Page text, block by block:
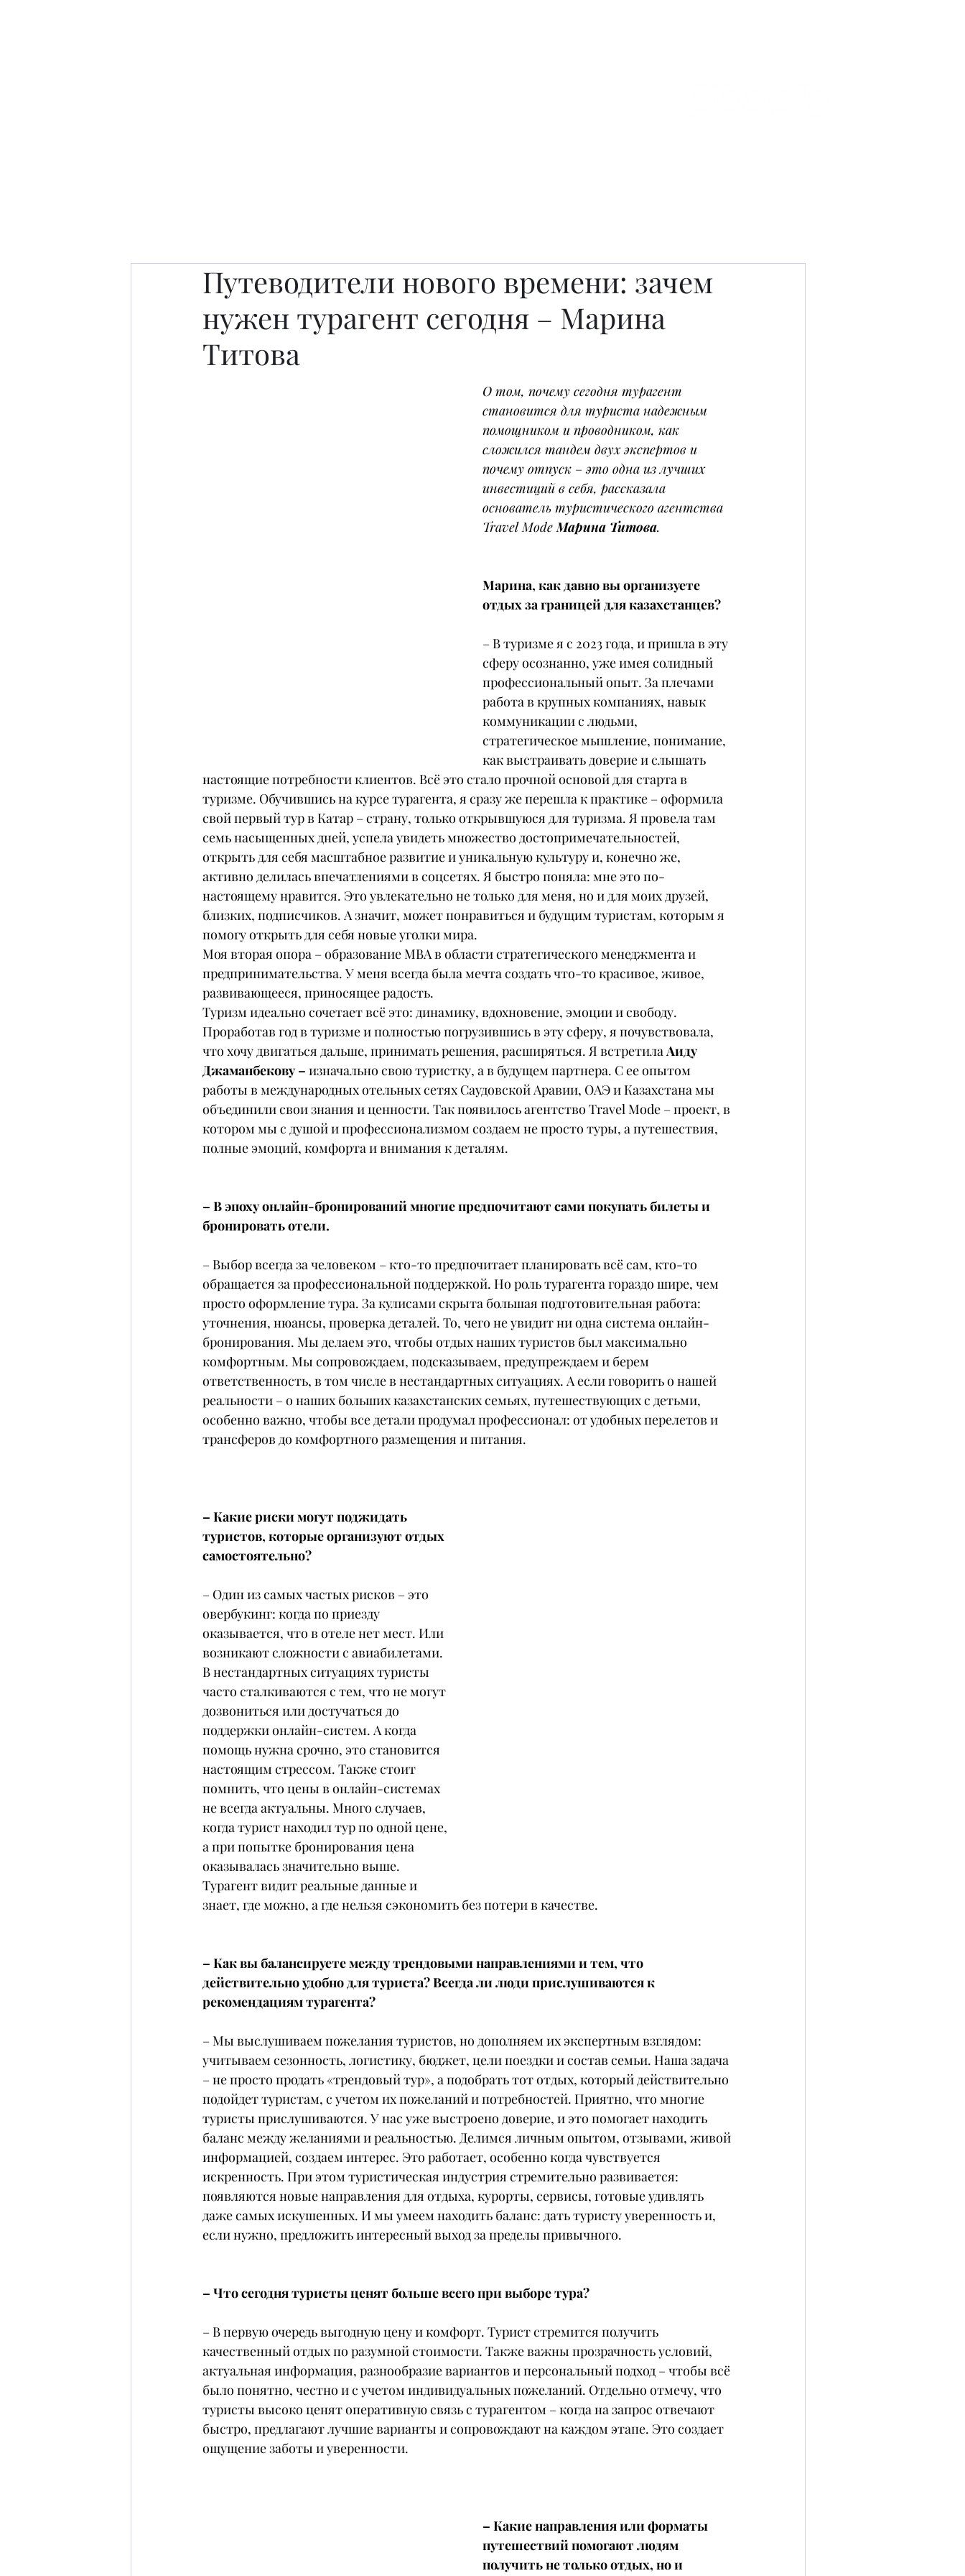
Путеводители нового времени: зачем
нужен турагент сегодня – Марина
Титова
О том, почему сегодня турагент
становится для туриста надежным
помощником и проводником, как
сложился тандем двух экспертов и
почему отпуск – это одна из лучших
инвестиций в себя, рассказала
основатель туристического агентства
Travel Mode Марина Титова.
Марина, как давно вы организуете
отдых за границей для казахстанцев?
– В туризме я с 2023 года, и пришла в эту
сферу осознанно, уже имея солидный
профессиональный опыт. За плечами
работа в крупных компаниях, навык
коммуникации с людьми,
стратегическое мышление, понимание,
как выстраивать доверие и слышать
настоящие потребности клиентов. Всё это стало прочной основой для старта в
туризме. Обучившись на курсе турагента, я сразу же перешла к практике – оформила
свой первый тур в Катар – страну, только открывшуюся для туризма. Я провела там
семь насыщенных дней, успела увидеть множество достопримечательностей,
открыть для себя масштабное развитие и уникальную культуру и, конечно же,
активно делилась впечатлениями в соцсетях. Я быстро поняла: мне это по-
настоящему нравится. Это увлекательно не только для меня, но и для моих друзей,
близких, подписчиков. А значит, может понравиться и будущим туристам, которым я
помогу открыть для себя новые уголки мира.
Моя вторая опора – образование MBA в области стратегического менеджмента и
предпринимательства. У меня всегда была мечта создать что-то красивое, живое,
развивающееся, приносящее радость.
Туризм идеально сочетает всё это: динамику, вдохновение, эмоции и свободу.
Проработав год в туризме и полностью погрузившись в эту сферу, я почувствовала,
что хочу двигаться дальше, принимать решения, расширяться. Я встретила Аиду
Джаманбекову – изначально свою туристку, а в будущем партнера. С ее опытом
работы в международных отельных сетях Саудовской Аравии, ОАЭ и Казахстана мы
объединили свои знания и ценности. Так появилось агентство Travel Mode – проект, в
котором мы с душой и профессионализмом создаем не просто туры, а путешествия,
полные эмоций, комфорта и внимания к деталям.
– В эпоху онлайн-бронирований многие предпочитают сами покупать билеты и
бронировать отели.
– Выбор всегда за человеком – кто-то предпочитает планировать всё сам, кто-то
обращается за профессиональной поддержкой. Но роль турагента гораздо шире, чем
просто оформление тура. За кулисами скрыта большая подготовительная работа:
уточнения, нюансы, проверка деталей. То, чего не увидит ни одна система онлайн-
бронирования. Мы делаем это, чтобы отдых наших туристов был максимально
комфортным. Мы сопровождаем, подсказываем, предупреждаем и берем
ответственность, в том числе в нестандартных ситуациях. А если говорить о нашей
реальности – о наших больших казахстанских семьях, путешествующих с детьми,
особенно важно, чтобы все детали продумал профессионал: от удобных перелетов и
трансферов до комфортного размещения и питания.
– Какие риски могут поджидать
туристов, которые организуют отдых
самостоятельно?
– Один из самых частых рисков – это
овербукинг: когда по приезду
оказывается, что в отеле нет мест. Или
возникают сложности с авиабилетами.
В нестандартных ситуациях туристы
часто сталкиваются с тем, что не могут
дозвониться или достучаться до
поддержки онлайн-систем. А когда
помощь нужна срочно, это становится
настоящим стрессом. Также стоит
помнить, что цены в онлайн-системах
не всегда актуальны. Много случаев,
когда турист находил тур по одной цене,
а при попытке бронирования цена
оказывалась значительно выше.
Турагент видит реальные данные и
знает, где можно, а где нельзя сэкономить без потери в качестве.
– Как вы балансируете между трендовыми направлениями и тем, что
действительно удобно для туриста? Всегда ли люди прислушиваются к
рекомендациям турагента?
– Мы выслушиваем пожелания туристов, но дополняем их экспертным взглядом:
учитываем сезонность, логистику, бюджет, цели поездки и состав семьи. Наша задача
– не просто продать «трендовый тур», а подобрать тот отдых, который действительно
подойдет туристам, с учетом их пожеланий и потребностей. Приятно, что многие
туристы прислушиваются. У нас уже выстроено доверие, и это помогает находить
баланс между желаниями и реальностью. Делимся личным опытом, отзывами, живой
информацией, создаем интерес. Это работает, особенно когда чувствуется
искренность. При этом туристическая индустрия стремительно развивается:
появляются новые направления для отдыха, курорты, сервисы, готовые удивлять
даже самых искушенных. И мы умеем находить баланс: дать туристу уверенность и,
если нужно, предложить интересный выход за пределы привычного.
– Что сегодня туристы ценят больше всего при выборе тура?
– В первую очередь выгодную цену и комфорт. Турист стремится получить
качественный отдых по разумной стоимости. Также важны прозрачность условий,
актуальная информация, разнообразие вариантов и персональный подход – чтобы всё
было понятно, честно и с учетом индивидуальных пожеланий. Отдельно отмечу, что
туристы высоко ценят оперативную связь с турагентом – когда на запрос отвечают
быстро, предлагают лучшие варианты и сопровождают на каждом этапе. Это создает
ощущение заботы и уверенности.
– Какие направления или форматы
путешествий помогают людям
получить не только отдых, но и